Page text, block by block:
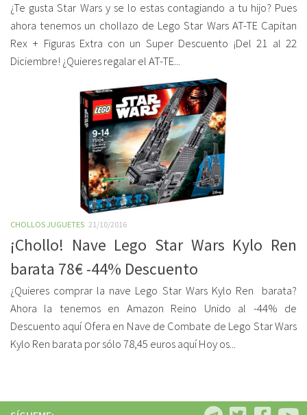
¿Te gusta Star Wars y se lo estas contagiando a tu hijo? Pues
ahora tenemos un chollazo de Lego Star Wars AT-TE Capitan
Rex + Figuras Extra con un Super Descuento ¡Del 21 al 22
Diciembre! ¿Quieres regalar el AT-TE...
CHOLLOS JUGUETES 21/10/2016
¡Chollo! Nave Lego Star Wars Kylo Ren
barata 78€ -44% Descuento
¿Quieres comprar la nave Lego Star Wars Kylo Ren barata?
Ahora la tenemos en Amazon Reino Unido al -44% de
Descuento aquí Ofera en Nave de Combate de Lego Star Wars
Kylo Ren barata por sólo 78,45 euros aquí Hoy os...